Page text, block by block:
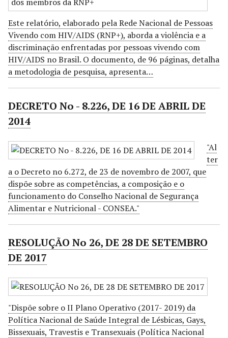
Este relatório, elaborado pela Rede Nacional de Pessoas
Vivendo com HIV/AIDS (RNP+), aborda a violência e a
discriminação enfrentadas por pessoas vivendo com
HIV/AIDS no Brasil. O documento, de 96 páginas, detalha
a metodologia de pesquisa, apresenta…
DECRETO No - 8.226, DE 16 DE ABRIL DE
2014
"Al
ter
a o Decreto no 6.272, de 23 de novembro de 2007, que
dispõe sobre as competências, a composição e o
funcionamento do Conselho Nacional de Segurança
Alimentar e Nutricional - CONSEA."
RESOLUÇÃO No 26, DE 28 DE SETEMBRO
DE 2017
"Dispõe sobre o II Plano Operativo (2017- 2019) da
Política Nacional de Saúde Integral de Lésbicas, Gays,
Bissexuais, Travestis e Transexuais (Política Nacional